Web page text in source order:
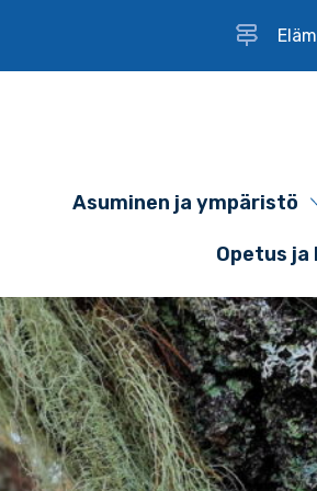
Asuminen ja ympäristö
Opetus